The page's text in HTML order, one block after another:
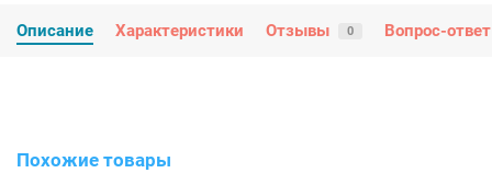
Описание Характеристики Отзывы 0 Вопрос-ответ
Похожие товары